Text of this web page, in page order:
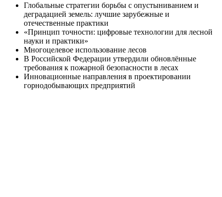
Глобальные стратегии борьбы с опустыниванием и
деградацией земель: лучшие зарубежные и
отечественные практики
«Принцип точности: цифровые технологии для лесной
науки и практики»
Многоцелевое использование лесов
В Российской Федерации утвердили обновлённые
требования к пожарной безопасности в лесах
Инновационные направления в проектировании
горнодобывающих предприятий